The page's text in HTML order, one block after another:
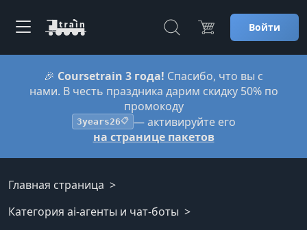
Войти
🎉 Coursetrain 3 года! Спасибо, что вы с
нами. В честь праздника дарим скидку 50% по
промокоду
3years26📋 — активируйте его
на странице пакетов
Главная страница
Категория ai-агенты и чат-боты